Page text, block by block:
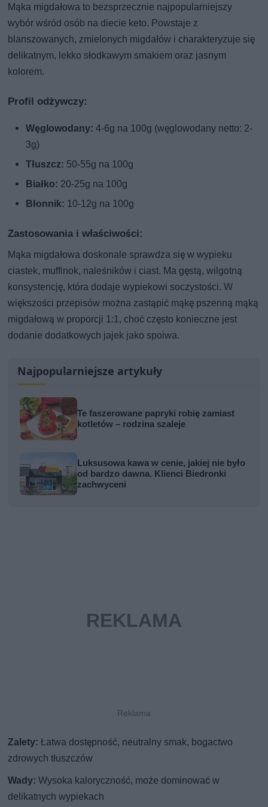
Mąka migdałowa to bezsprzecznie najpopularniejszy
wybór wśród osób na diecie keto. Powstaje z
blanszowanych, zmielonych migdałów i charakteryzuje się
delikatnym, lekko słodkawym smakiem oraz jasnym
kolorem.
Profil odżywczy:
Węglowodany: 4-6g na 100g (węglowodany netto: 2-
3g)
Tłuszcz: 50-55g na 100g
Białko: 20-25g na 100g
Błonnik: 10-12g na 100g
Zastosowania i właściwości:
Mąka migdałowa doskonale sprawdza się w wypieku
ciastek, muffinok, naleśników i ciast. Ma gęstą, wilgotną
konsystencję, która dodaje wypiekowi soczystości. W
większości przepisów można zastąpić mąkę pszenną mąką
migdałową w proporcji 1:1, choć często konieczne jest
dodanie dodatkowych jajek jako spoiwa.
Najpopularniejsze artykuły
Te faszerowane papryki robię zamiast
kotletów – rodzina szaleje
Luksusowa kawa w cenie, jakiej nie było
od bardzo dawna. Klienci Biedronki
zachwyceni
Zalety: Łatwa dostępność, neutralny smak, bogactwo
zdrowych tłuszczów
Wady: Wysoka kaloryczność, może dominować w
delikatnych wypiekach